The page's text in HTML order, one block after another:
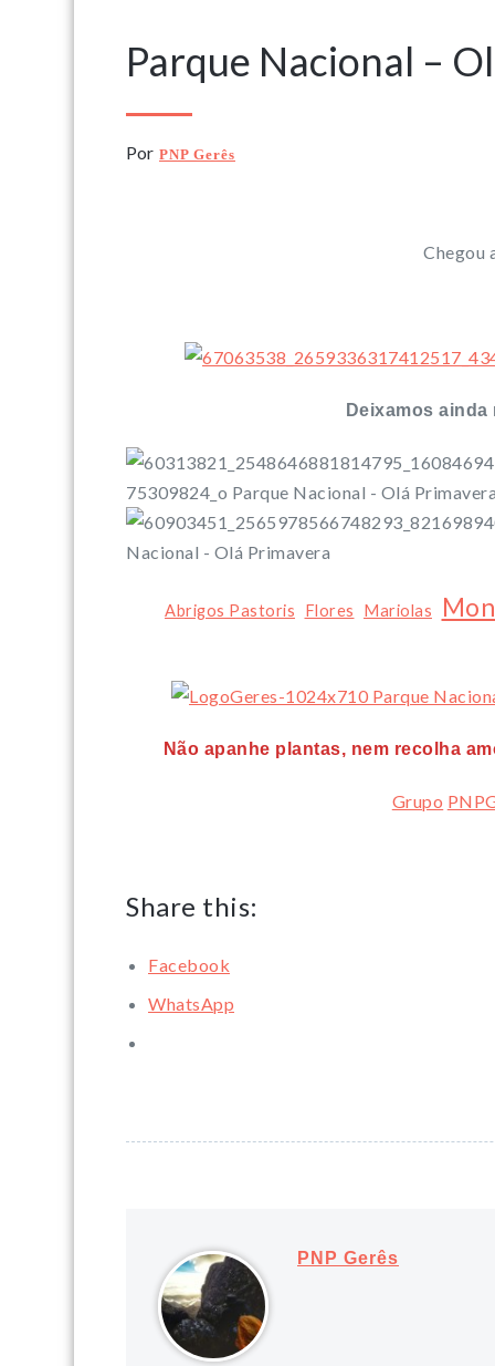
Parque Nacional –
Por PNP Gerês
Chegou
Deixamos
Abrigos Pastoris Flores Mariolas
Não apanhe plantas, nem recolha
Grupo
Share this:
Facebook
WhatsApp
PNP Gerês